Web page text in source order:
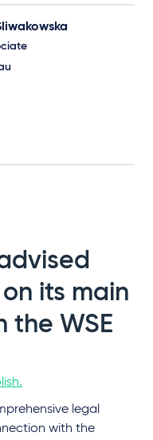
its main
the WSE
legal
with the